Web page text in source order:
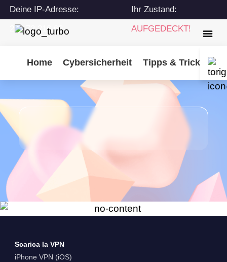
Deine IP-Adresse:
216.73.216.68
Ihr Zustand:
AUFGEDECKT!
Home Cybersicherheit Tipps & Tricks
Scarica la VPN
iPhone VPN (iOS)